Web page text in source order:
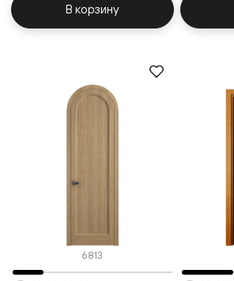
В корзину
6813